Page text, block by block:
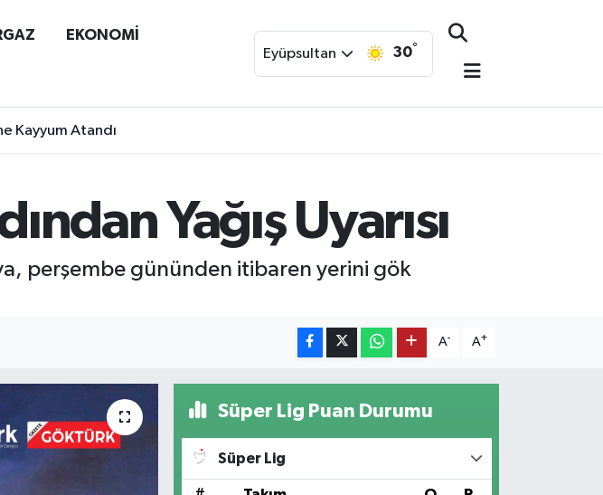
EKONOMİ
Eyüpsultan 30°
Kayyum Atandı
Yağış Uyarısı
perşembe gününden itibaren yerini gök
A- A+
Süper Lig Puan Durumu
Süper Lig